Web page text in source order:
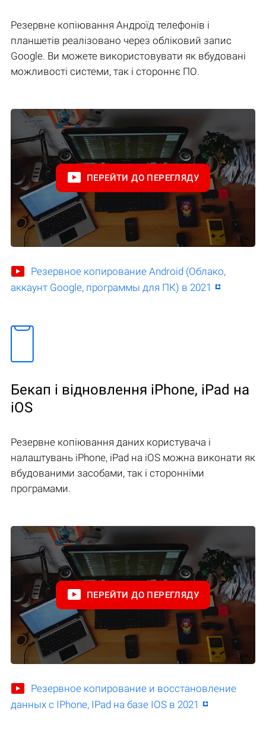
Резервне копіювання Андроїд телефонів і
планшетів реалізовано через обліковий запис
Google. Ви можете використовувати як вбудовані
можливості системи, так і стороннє ПО.
ПЕРЕЙТИ ДО ПЕРЕГЛЯДУ
Резервное копирование Android (Облако,
аккаунт Google, программы для ПК) в 2021
Бекап і відновлення iPhone, iPad на
iOS
Резервне копіювання даних користувача і
налаштувань iPhone, iPad на iOS можна виконати як
вбудованими засобами, так і сторонніми
програмами.
ПЕРЕЙТИ ДО ПЕРЕГЛЯДУ
Резервное копирование и восстановление
данных с IPhone, IPad на базе IOS в 2021